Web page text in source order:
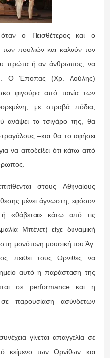
όταν ο Πεισθέτερος και ο
πουλιών και καλούν τον
πρώτα ήταν άνθρωπος, να
Ο Έποπας (Χρ. Λούλης)
φιγούρα από ταινία των
με στραβά πόδια,
ανάψει το τσιγάρο της, θα
–και θα το αφήσει
να αποδείξει ότι κάτω από
στους Αθηναίους
μένει άγνωστη, εφόσον
ή «θάβεται» κάτω από τις
Μπένετ) είχε δυναμική
μονότονη μουσική του Άγ.
πείθει τους Όρνιθες να
αυτό η παράσταση της
σε performance και η
σε παρουσίαση ασύνδετων
γίνεται απαγγελία σε
κείμενο των Ορνίθων και